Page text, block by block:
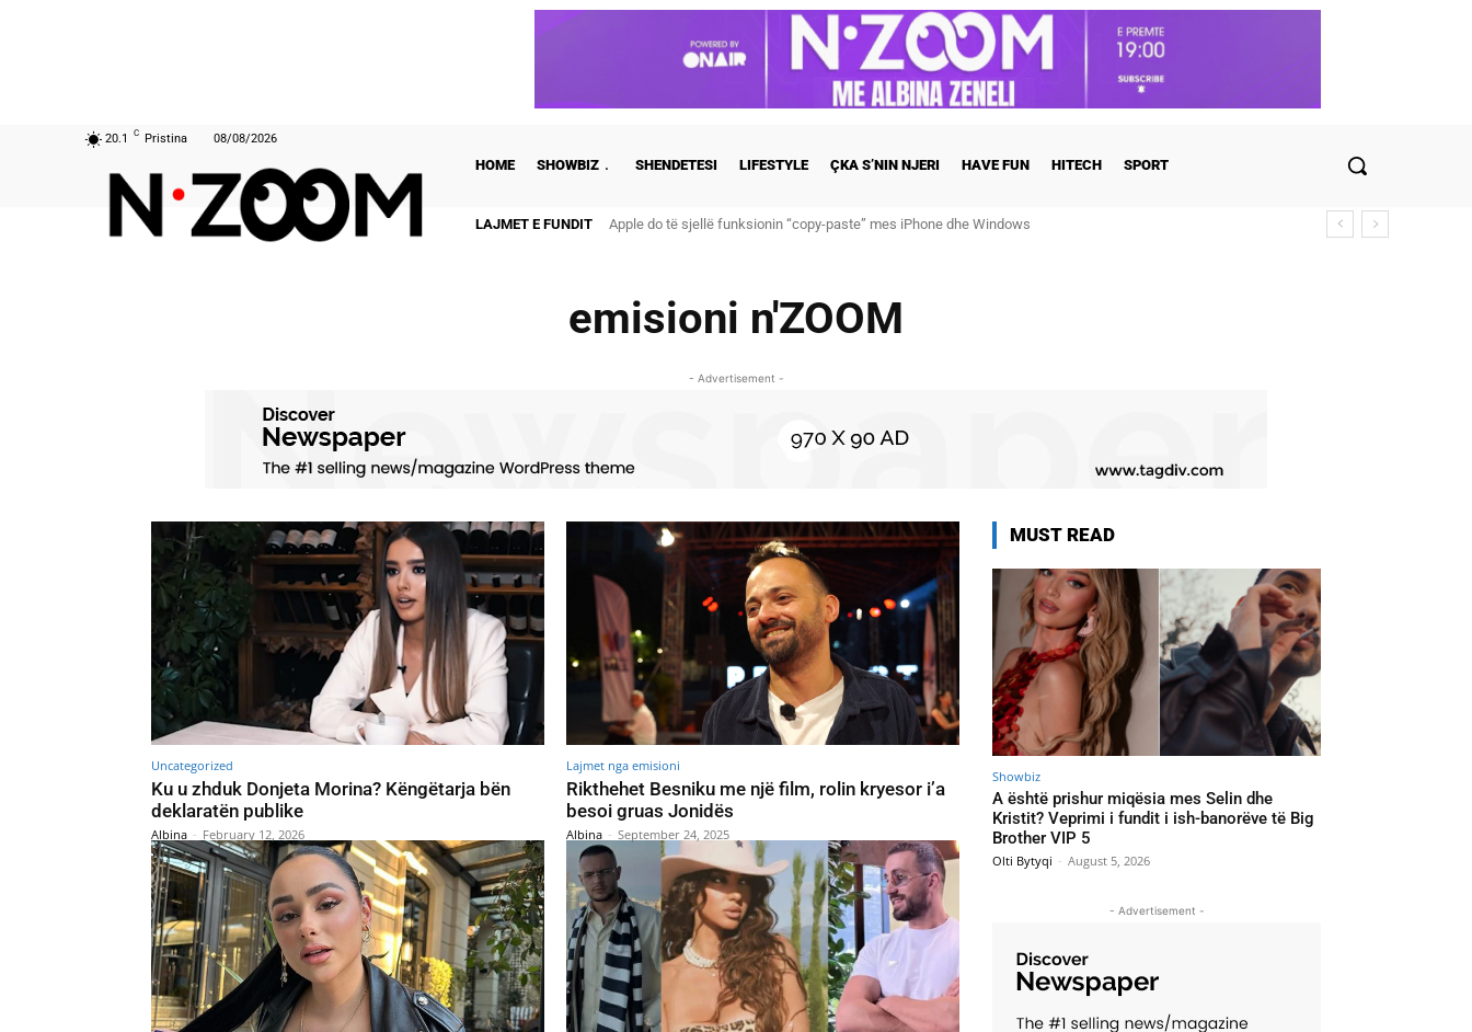
20.1 C Pristina 08/08/2026
HOME SHOWBIZ SHENDETESI LIFESTYLE ÇKA S’NIN NJERI HAVE FUN HITECH SPORT
LAJMET E FUNDITApple do të sjellë funksionin “copy-paste” mes iPhone dhe Windows
Cristiano Ronaldo dhe Georgina martohen këtë të shtunë, zbulohen detajet
emisioni n'ZOOM
- Advertisement -
Uncategorized
Ku u zhduk Donjeta Morina? Këngëtarja bën
deklaratën publike
Albina - February 12, 2026
Lajmet nga emisioni
Rikthehet Besniku me një film, rolin kryesor i’a
besoi gruas Jonidës
Albina - September 24, 2025
MUST READ
Showbiz
A është prishur miqësia mes Selin dhe
Kristit? Veprimi i fundit i ish-banorëve të Big
Brother VIP 5
Olti Bytyqi - August 5, 2026
- Advertisement -